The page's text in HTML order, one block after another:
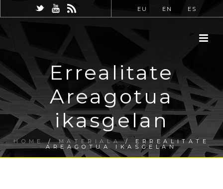
EU EN ES
Errealitate
Areagotua
ikasgelan
HOME/MATERIALA/ ERREALITATE
AREAGOTUA IKASGELAN